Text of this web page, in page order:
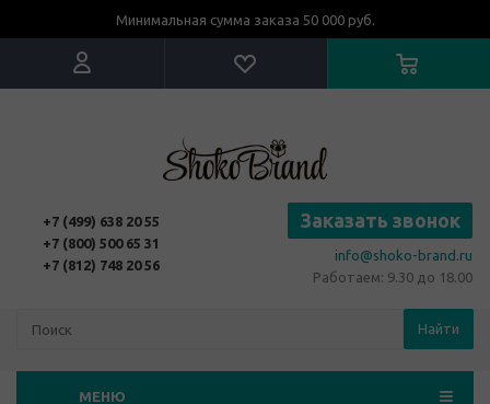
Минимальная сумма заказа 50 000 руб.
+7 (499) 638 20 55
+7 (800) 500 65 31
+7 (812) 748 20 56
Заказать звонок
info@shoko-brand.ru
Работаем: 9.30 до 18.00
Найти
МЕНЮ